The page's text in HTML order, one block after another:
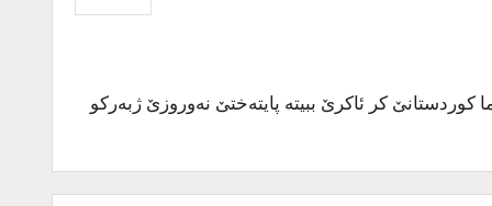
حکۆمەتا هەرێما کوردستانێ کر ئاکرێ ببیتە پایتەختێ نەوروزێ ژبەرکو